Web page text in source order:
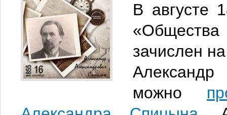
В августе
зачислен
можно